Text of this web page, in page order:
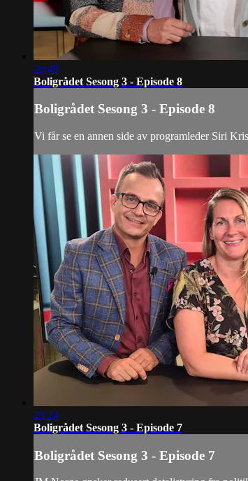
20:49
Boligrådet Sesong 3 - Episode 8
Boligrådet Sesong 3 - Episode 8
Vi får se en annen side av programleder Siri
23:24
Boligrådet Sesong 3 - Episode 7
Boligrådet Sesong 3 - Episode 7